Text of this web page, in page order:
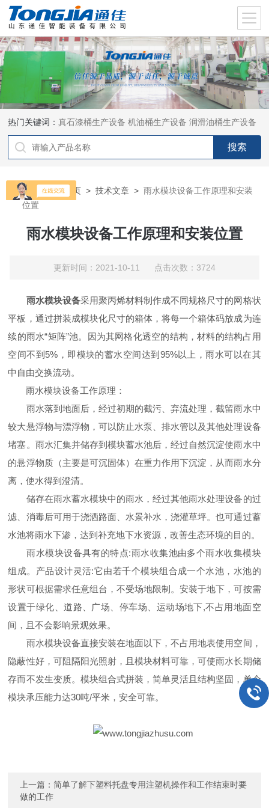
热门关键词：真石漆桶生产设备 机油桶生产设备 润滑油桶生产设备
当前位置：首页 >技术文章 >雨水模块设备工作原理和安装
位置
雨水模块设备工作原理和安装位置
更新时间：2021-10-11 点击次数：3724
雨水模块设备采用聚丙烯材料制作成不同规格尺寸的网格状
平板，通过拼装成模块化尺寸的箱体，将每一个箱体码放成为连
续的雨水“矩阵”池。因为其网格化透空的结构，材料的结构占用
空间不到5%，即模块的蓄水空间达到95%以上，雨水可以在其
中自由交换流动。
雨水模块设备工作原理：
雨水落到地面后，经过初期的截污、弃流处理，截留雨水中
较大悬浮物与漂浮物，可以防止水泵、排水管以及其他处理设备
堵塞。雨水汇集并储存到模块蓄水池后，经过自然沉淀使雨水中
的悬浮物质（主要是可沉固体）在重力作用下沉淀，从而雨水分
离，使水得到澄清。
储存在雨水蓄水模块中的雨水，经过其他雨水处理设备的过
滤、消毒后可用于浇洒路面、水景补水，浇灌草坪。也可通过蓄
水池将雨水下渗，达到补充地下水资源，改善生态环境的目的。
雨水模块设备具有的特点:雨水收集池由多个雨水收集模块
组成。产品设计灵活:它由若千个模块组合成一个水池，水池的
形状可根据需求任意组台，不受场地限制。安装于地下，可按需
设置于绿化、道路、广场、停车场、运动场地下,不占用地面空
间，且不会影响景观效果。
雨水模块设备直接安装在地面以下，不占用地表使用空间，
隐蔽性好，可阻隔阳光照射，且模块材料可靠，可使雨水长期储
存而不发生变质。模块组合式拼装，简单灵活且结构坚固，单个
模块承压能力达30吨/平米，安全可靠。
上一篇：简单了解下塑料托盘专用注塑机操作和工作结束时要
做的工作